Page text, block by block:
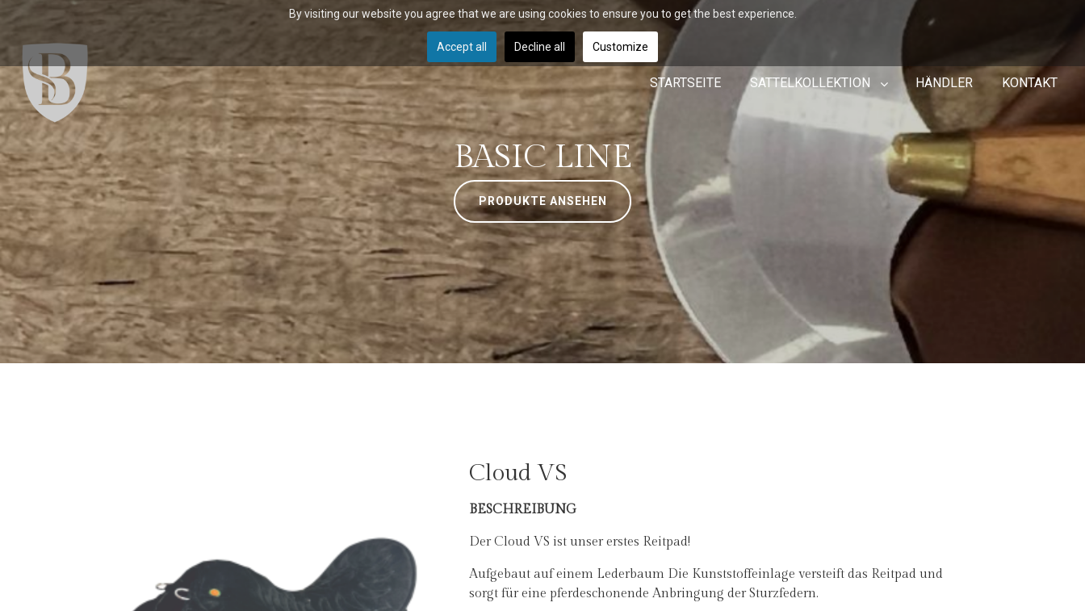
STARTSEITE SATTELKOLLEKTION HÄNDLER KONTAKT
BASIC LINE
PRODUKTE ANSEHEN
Cloud VS
BESCHREIBUNG
Der Cloud VS ist unser erstes Reitpad!
Aufgebaut auf einem Lederbaum Die Kunststoffeinlage versteift das Reitpad und
sorgt für eine pferdeschonende Anbringung der Sturzfedern.
By visiting our website you agree that we are using cookies to ensure you to get the best experience.
Accept all Decline all Customize